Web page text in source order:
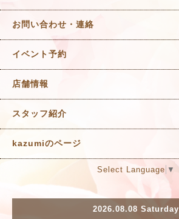
お問い合わせ・連絡
イベント予約
店舗情報
スタッフ紹介
kazumiのページ
Select Language ▼
2026.08.08 Saturday